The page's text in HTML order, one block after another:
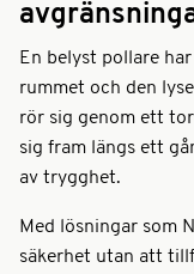
En belyst pollare
rummet och den
rör sig genom ett
sig fram längs ett
av trygghet.
Med lösningar som
säkerhet utan att